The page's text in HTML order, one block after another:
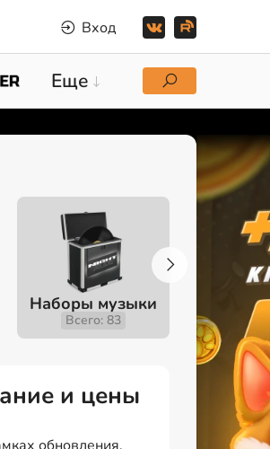
Вход
Еще
Наборы музыки
Всего: 83
и цены